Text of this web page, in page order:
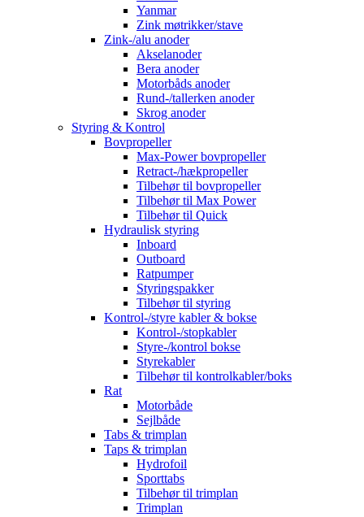
Yanmar
Zink møtrikker/stave
Zink-/alu anoder
Akselanoder
Bera anoder
Motorbåds anoder
Rund-/tallerken anoder
Skrog anoder
Styring & Kontrol
Bovpropeller
Max-Power bovpropeller
Retract-/hækpropeller
Tilbehør til bovpropeller
Tilbehør til Max Power
Tilbehør til Quick
Hydraulisk styring
Inboard
Outboard
Ratpumper
Styringspakker
Tilbehør til styring
Kontrol-/styre kabler & bokse
Kontrol-/stopkabler
Styre-/kontrol bokse
Styrekabler
Tilbehør til kontrolkabler/boks
Rat
Motorbåde
Sejlbåde
Tabs & trimplan
Taps & trimplan
Hydrofoil
Sporttabs
Tilbehør til trimplan
Trimplan